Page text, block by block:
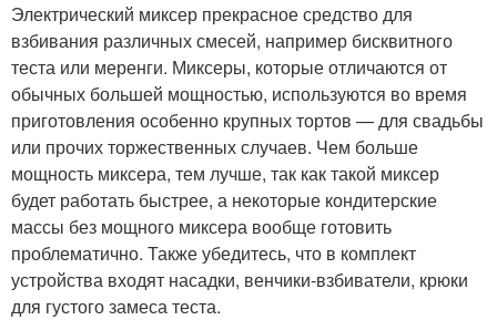
Электрический миксер прекрасное средство для
взбивания различных смесей, например бисквитного
теста или меренги. Миксеры, которые отличаются от
обычных большей мощностью, используются во время
приготовления особенно крупных тортов — для свадьбы
или прочих торжественных случаев. Чем больше
мощность миксера, тем лучше, так как такой миксер
будет работать быстрее, а некоторые кондитерские
массы без мощного миксера вообще готовить
проблематично. Также убедитесь, что в комплект
устройства входят насадки, венчики-взбиватели, крюки
для густого замеса теста.